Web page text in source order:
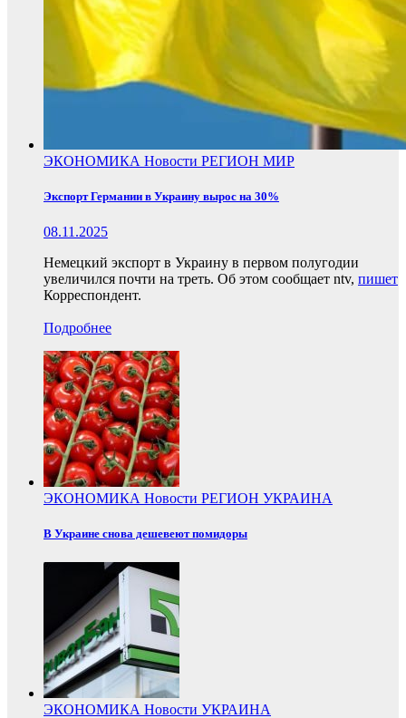
ЭКОНОМИКА Новости РЕГИОН МИР
Экспорт Германии в Украину вырос на 30%
08.11.2025
Немецкий экспорт в Украину в первом полугодии
увеличился почти на треть. Об этом сообщает ntv, пишет
Корреспондент.
Подробнее
ЭКОНОМИКА Новости РЕГИОН УКРАИНА
В Украине снова дешевеют помидоры
ЭКОНОМИКА Новости УКРАИНА